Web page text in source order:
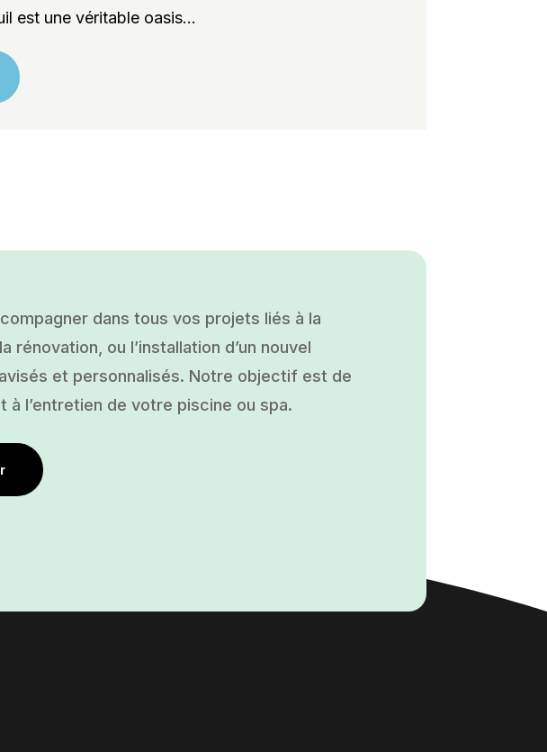
est une véritable oasis...
dans tous vos projets liés à la
ou l’installation d’un nouvel
et personnalisés. Notre objectif est de
à l’entretien de votre piscine ou spa.